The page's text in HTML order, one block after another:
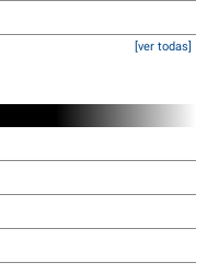
[ver todas]